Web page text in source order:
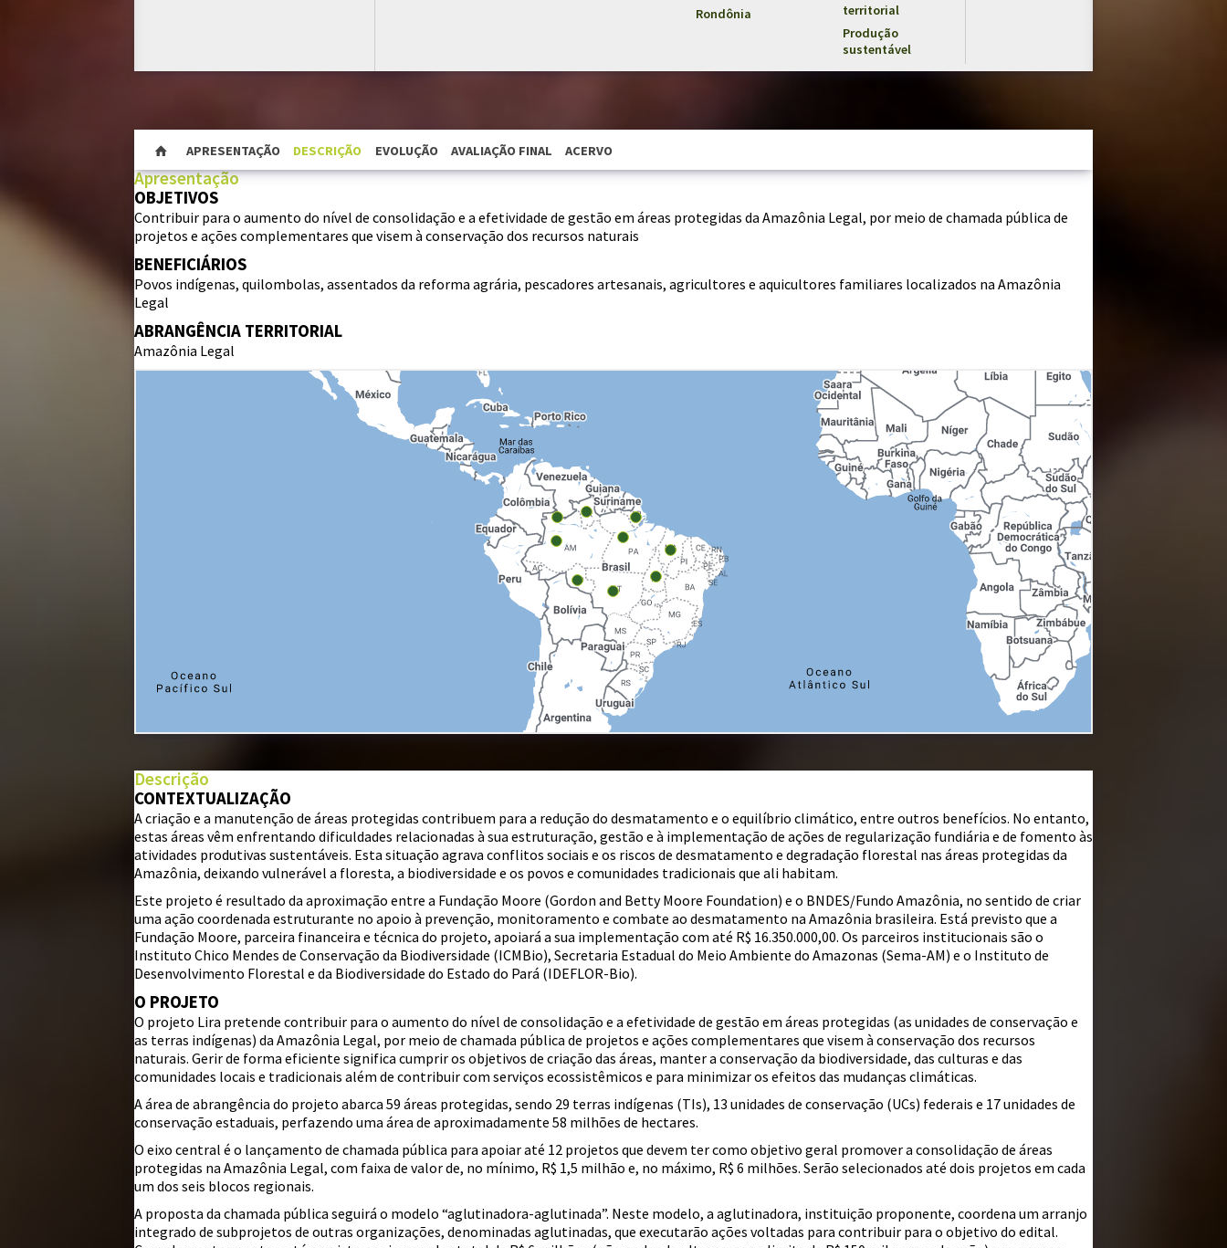
Rondônia
territorial
Produção
sustentável
APRESENTAÇÃO DESCRIÇÃO EVOLUÇÃO AVALIAÇÃO FINAL ACERVO
Apresentação
OBJETIVOS
Contribuir para o aumento do nível de consolidação e a efetividade de gestão em áreas protegidas da Amazônia Legal, por meio de chamada pública de
projetos e ações complementares que visem à conservação dos recursos naturais
BENEFICIÁRIOS
Povos indígenas, quilombolas, assentados da reforma agrária, pescadores artesanais, agricultores e aquicultores familiares localizados na Amazônia
Legal
ABRANGÊNCIA TERRITORIAL
Amazônia Legal
©Mapbox©OpenStreetMap
i
Descrição
CONTEXTUALIZAÇÃO
A criação e a manutenção de áreas protegidas contribuem para a redução do desmatamento e o equilíbrio climático, entre outros benefícios. No entanto,
estas áreas vêm enfrentando dificuldades relacionadas à sua estruturação, gestão e à implementação de ações de regularização fundiária e de fomento às
atividades produtivas sustentáveis. Esta situação agrava conflitos sociais e os riscos de desmatamento e degradação florestal nas áreas protegidas da
Amazônia, deixando vulnerável a floresta, a biodiversidade e os povos e comunidades tradicionais que ali habitam.
Este projeto é resultado da aproximação entre a Fundação Moore (Gordon and Betty Moore Foundation) e o BNDES/Fundo Amazônia, no sentido de criar
uma ação coordenada estruturante no apoio à prevenção, monitoramento e combate ao desmatamento na Amazônia brasileira. Está previsto que a
Fundação Moore, parceira financeira e técnica do projeto, apoiará a sua implementação com até R$ 16.350.000,00. Os parceiros institucionais são o
Instituto Chico Mendes de Conservação da Biodiversidade (ICMBio), Secretaria Estadual do Meio Ambiente do Amazonas (Sema-AM) e o Instituto de
Desenvolvimento Florestal e da Biodiversidade do Estado do Pará (IDEFLOR-Bio).
O PROJETO
O projeto Lira pretende contribuir para o aumento do nível de consolidação e a efetividade de gestão em áreas protegidas (as unidades de conservação e
as terras indígenas) da Amazônia Legal, por meio de chamada pública de projetos e ações complementares que visem à conservação dos recursos
naturais. Gerir de forma eficiente significa cumprir os objetivos de criação das áreas, manter a conservação da biodiversidade, das culturas e das
comunidades locais e tradicionais além de contribuir com serviços ecossistêmicos e para minimizar os efeitos das mudanças climáticas.
A área de abrangência do projeto abarca 59 áreas protegidas, sendo 29 terras indígenas (TIs), 13 unidades de conservação (UCs) federais e 17 unidades de
conservação estaduais, perfazendo uma área de aproximadamente 58 milhões de hectares.
O eixo central é o lançamento de chamada pública para apoiar até 12 projetos que devem ter como objetivo geral promover a consolidação de áreas
protegidas na Amazônia Legal, com faixa de valor de, no mínimo, R$ 1,5 milhão e, no máximo, R$ 6 milhões. Serão selecionados até dois projetos em cada
um dos seis blocos regionais.
A proposta da chamada pública seguirá o modelo “aglutinadora-aglutinada”. Neste modelo, a aglutinadora, instituição proponente, coordena um arranjo
integrado de subprojetos de outras organizações, denominadas aglutinadas, que executarão ações voltadas para contribuir para o objetivo do edital.